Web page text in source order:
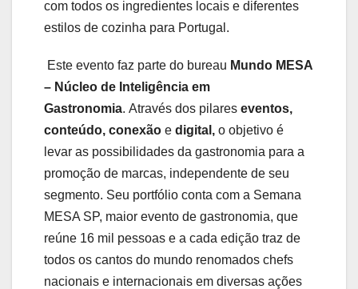
com todos os ingredientes locais e diferentes
estilos de cozinha para Portugal.
Este evento faz parte do bureau Mundo MESA
– Núcleo de Inteligência em
Gastronomia. Através dos pilares eventos,
conteúdo, conexão e digital, o objetivo é
levar as possibilidades da gastronomia para a
promoção de marcas, independente de seu
segmento. Seu portfólio conta com a Semana
MESA SP, maior evento de gastronomia, que
reúne 16 mil pessoas e a cada edição traz de
todos os cantos do mundo renomados chefs
nacionais e internacionais em diversas ações